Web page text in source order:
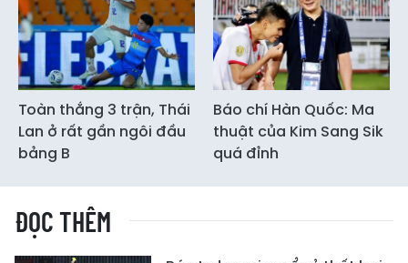
Toàn thắng 3 trận, Thái
Lan ở rất gần ngôi đầu
bảng B
Báo chí Hàn Quốc: Ma
thuật của Kim Sang Sik
quá đỉnh
ĐỌC THÊM